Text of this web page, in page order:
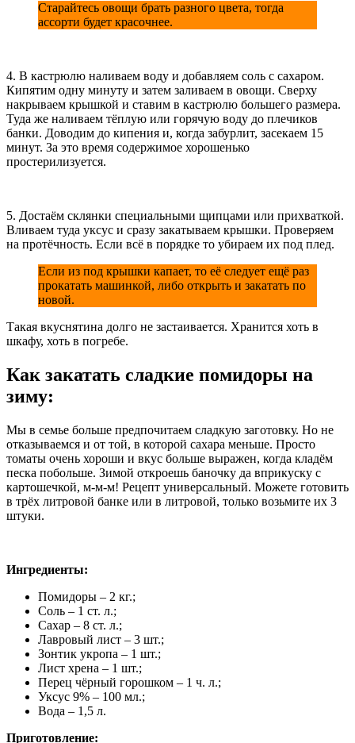
Старайтесь овощи брать разного цвета, тогда
ассорти будет красочнее.
4. В кастрюлю наливаем воду и добавляем соль с сахаром.
Кипятим одну минуту и затем заливаем в овощи. Сверху
накрываем крышкой и ставим в кастрюлю большего размера.
Туда же наливаем тёплую или горячую воду до плечиков
банки. Доводим до кипения и, когда забурлит, засекаем 15
минут. За это время содержимое хорошенько
простерилизуется.
5. Достаём склянки специальными щипцами или прихваткой.
Вливаем туда уксус и сразу закатываем крышки. Проверяем
на протёчность. Если всё в порядке то убираем их под плед.
Если из под крышки капает, то её следует ещё раз
прокатать машинкой, либо открыть и закатать по
новой.
Такая вкуснятина долго не застаивается. Хранится хоть в
шкафу, хоть в погребе.
Как закатать сладкие помидоры на
зиму:
Мы в семье больше предпочитаем сладкую заготовку. Но не
отказываемся и от той, в которой сахара меньше. Просто
томаты очень хороши и вкус больше выражен, когда кладём
песка побольше. Зимой откроешь баночку да вприкуску с
картошечкой, м-м-м! Рецепт универсальный. Можете готовить
в трёх литровой банке или в литровой, только возьмите их 3
штуки.
Ингредиенты:
Помидоры – 2 кг.;
Соль – 1 ст. л.;
Сахар – 8 ст. л.;
Лавровый лист – 3 шт.;
Зонтик укропа – 1 шт.;
Лист хрена – 1 шт.;
Перец чёрный горошком – 1 ч. л.;
Уксус 9% – 100 мл.;
Вода – 1,5 л.
Приготовление: